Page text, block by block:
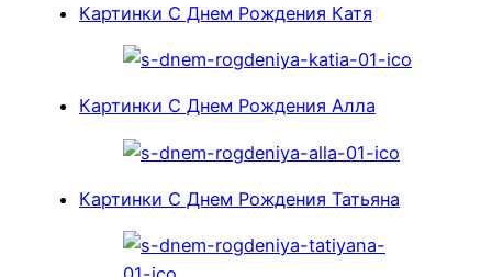
Картинки С Днем Рождения Катя
Картинки С Днем Рождения Алла
Картинки С Днем Рождения Татьяна